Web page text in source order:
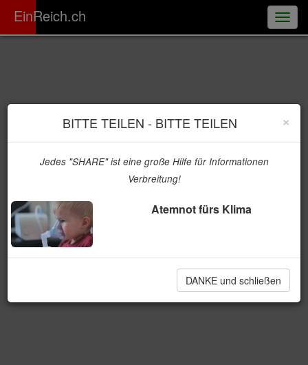
EinReich.ch
ER
×
BITTE TEILEN - BITTE TEILEN
Jedes "SHARE" ist eine große Hilfe für Informationen
Verbreitung!
Atemnot fürs Klima
DANKE und schließen